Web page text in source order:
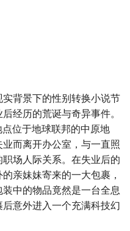
背景下的性别转换小说节
经历的荒诞与奇异事件。
位于地球联邦的中原地
而离开办公室，与一直照
场人际关系。在失业后的
亲妹妹寄来的一大包裹，
中的物品竟然是一台全息
意外进入一个充满科技幻